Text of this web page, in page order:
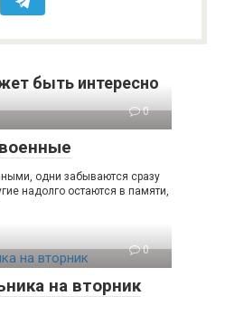
быть интересно
0
одни забываются сразу
надолго остаются в памяти,
0
на вторник